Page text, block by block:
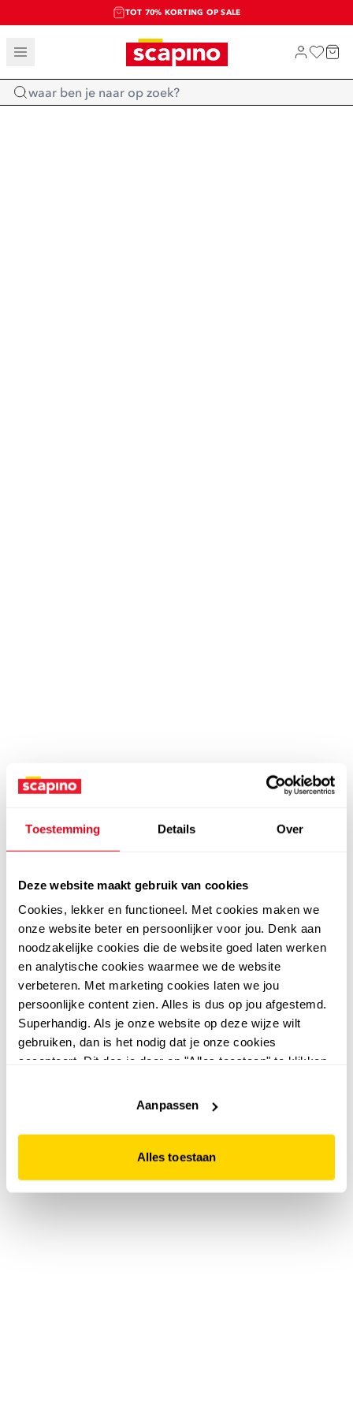
Toestemming Details Over
Deze website maakt gebruik van cookies
Cookies, lekker en functioneel. Met cookies maken we
onze website beter en persoonlijker voor jou. Denk aan
noodzakelijke cookies die de website goed laten werken
en analytische cookies waarmee we de website
verbeteren. Met marketing cookies laten we jou
persoonlijke content zien. Alles is dus op jou afgestemd.
Superhandig. Als je onze website op deze wijze wilt
gebruiken, dan is het nodig dat je onze cookies
accepteert. Dit doe je door op "Alles toestaan" te klikken.
website niet optimaal functioneert.
Aanpassen
Alles toestaan
TOT 70% KORTING OP SALE
SALE: LAATSTE KANS!
SHOP NIEUW
Home